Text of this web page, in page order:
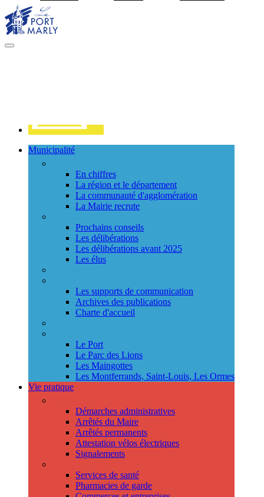
MENU
Municipalité
En chiffres
La région et le département
La communauté d'agglomération
La Mairie recrute
Prochains conseils
Les délibérations
Les délibérations avant 2025
Les élus
Les supports de communication
Archives des publications
Charte d'accueil
Le Port
Le Parc des Lions
Les Maingottes
Les Montferrands, Saint-Louis, Les Ormes
Vie pratique
Démarches administratives
Arrêtés du Maire
Arrêtés permanents
Attestation vélos électriques
Signalements
Services de santé
Pharmacies de garde